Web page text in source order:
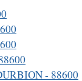
- 88600